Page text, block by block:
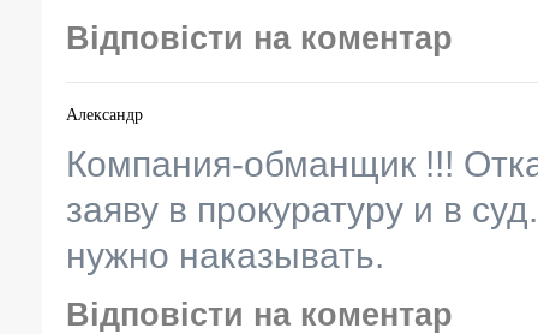
Відповісти на коментар
Александр
Компания-обманщик !!!
заяву в прокуратуру и в
нужно наказывать.
Відповісти на коментар